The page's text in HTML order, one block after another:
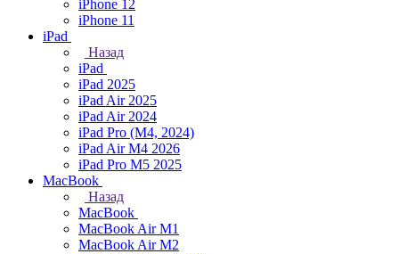
iPhone 12
iPhone 11
iPad
Назад
iPad
iPad 2025
iPad Air 2025
iPad Air 2024
iPad Pro (M4, 2024)
iPad Air M4 2026
iPad Pro M5 2025
MacBook
Назад
MacBook
MacBook Air M1
MacBook Air M2